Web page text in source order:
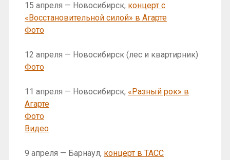
15 апреля — Новосибирск, концерт с
«Восстановительной силой» в Агарте
Фото
12 апреля — Новосибирск (лес и квартирник)
Фото
11 апреля — Новосибирск, «Разный рок» в
Агарте
Фото
Видео
9 апреля — Барнаул, концерт в ТАСС